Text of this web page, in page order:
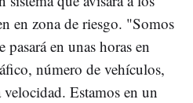
en zona de riesgo. "Somos
en unas horas en
número de vehículos,
Estamos en un